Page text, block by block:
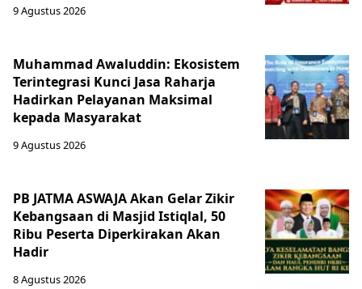
9 Agustus 2026
Muhammad Awaluddin: Ekosistem
Terintegrasi Kunci Jasa Raharja
Hadirkan Pelayanan Maksimal
kepada Masyarakat
9 Agustus 2026
PB JATMA ASWAJA Akan Gelar Zikir
Kebangsaan di Masjid Istiqlal, 50
Ribu Peserta Diperkirakan Akan
Hadir
8 Agustus 2026